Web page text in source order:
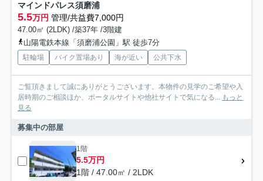
マインドパレス須磨浦
5.5万円 管理/共益費7,000円
47.00㎡ (2LDK) /築37年 /3階建
山陽電鉄本線「須磨浦公園」駅 徒歩7分
駐輪場 バイク置場あり 海が近い 公共下水
ご覧頂きまして誠にありがとうございます。本物件の見学のご希望や入
居時期のご相談ほか、ポータルサイトや他社サイトで気になる... もっと
見る
募集中の部屋
1階
5.5万円
1階 / 47.00㎡ / 2LDK